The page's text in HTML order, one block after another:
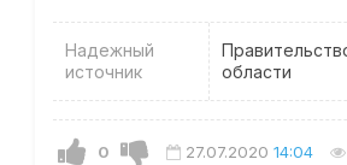
Надежный
источник
области
0 27.07.2020 14:04